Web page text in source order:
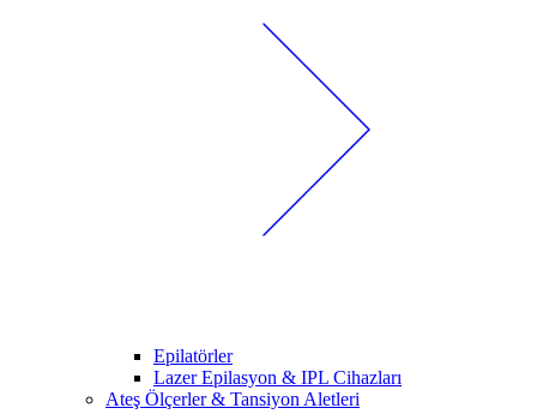
Epilatörler
Lazer Epilasyon & IPL Cihazları
Ateş Ölçerler & Tansiyon Aletleri